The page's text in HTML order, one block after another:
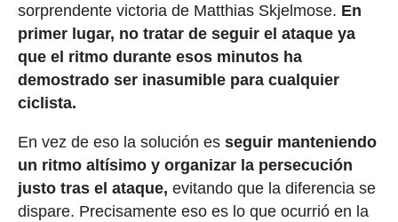
sorprendente victoria de Matthias Skjelmose. En
primer lugar, no tratar de seguir el ataque ya
que el ritmo durante esos minutos ha
demostrado ser inasumible para cualquier
ciclista.
En vez de eso la solución es seguir manteniendo
un ritmo altísimo y organizar la persecución
justo tras el ataque, evitando que la diferencia se
dispare. Precisamente eso es lo que ocurrió en la